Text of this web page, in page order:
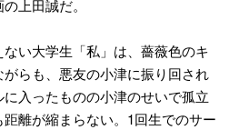
上田誠だ。
い大学生「私」は、薔薇色のキ
らも、悪友の小津に振り回され
入ったものの小津のせいで孤立
離が縮まらない。1回生でのサー